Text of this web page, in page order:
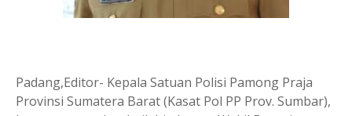
Padang,Editor- Kepala Satuan Polisi Pamong Praja
Provinsi Sumatera Barat (Kasat Pol PP Prov. Sumbar),